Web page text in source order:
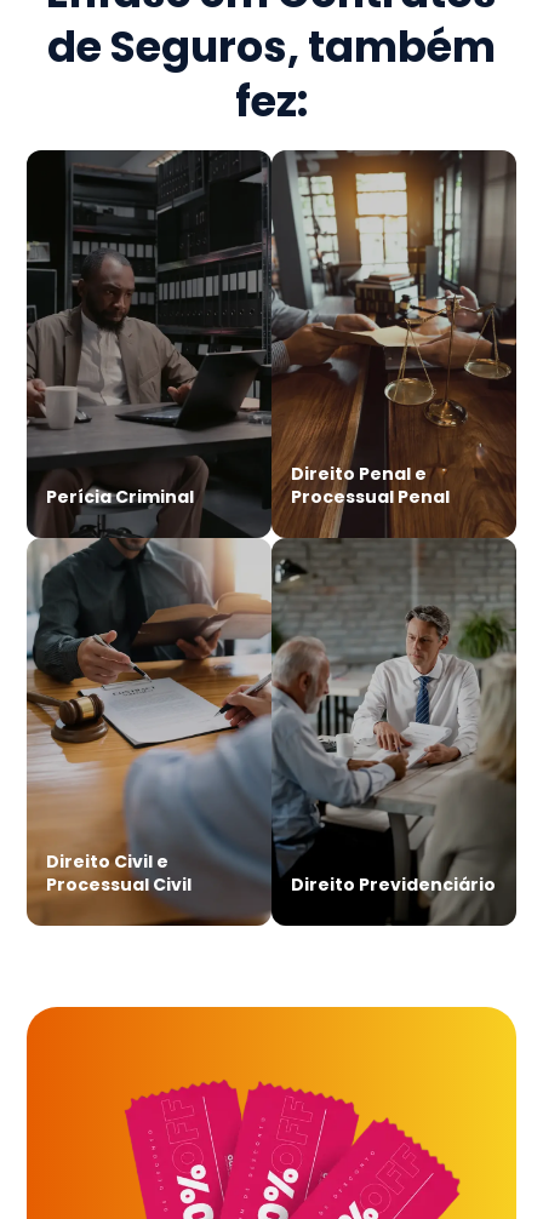
de Seguros, também
fez:
Perícia Criminal
Direito Penal e
Processual Penal
Direito Civil e
Processual Civil
Direito Previdenciário